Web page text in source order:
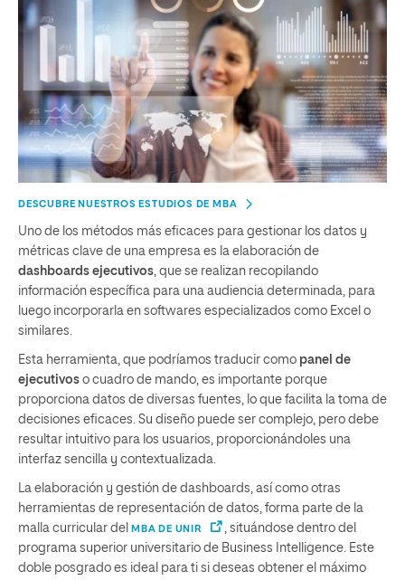
DESCUBRE NUESTROS ESTUDIOS DE MBA
Uno de los métodos más eficaces para gestionar los datos y
métricas clave de una empresa es la elaboración de
dashboards ejecutivos , que se realizan recopilando
información específica para una audiencia determinada, para
luego incorporarla en softwares especializados como Excel o
similares.
Esta herramienta, que podríamos traducir como panel de
ejecutivos o cuadro de mando, es importante porque
proporciona datos de diversas fuentes, lo que facilita la toma de
decisiones eficaces. Su diseño puede ser complejo, pero debe
resultar intuitivo para los usuarios, proporcionándoles una
interfaz sencilla y contextualizada.
La elaboración y gestión de dashboards, así como otras
herramientas de representación de datos, forma parte de la
malla curricular del
MBA DE UNIR
, situándose dentro del
programa superior universitario de Business Intelligence. Este
doble posgrado es ideal para ti si deseas obtener el máximo